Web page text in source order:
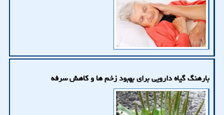
بارهنگ گیاه دارویی برای بهبود زخم ها و کاهش سرفه